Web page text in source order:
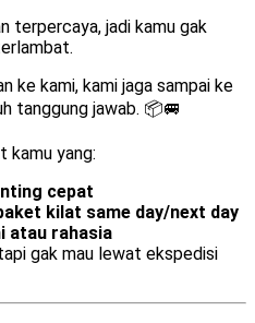
terpercaya, jadi kamu gak
ke kami, kami jaga sampai ke
tanggung jawab. 📦🚐
kamu yang:
cepat
kilat same day/next day
atau rahasia
gak mau lewat ekspedisi